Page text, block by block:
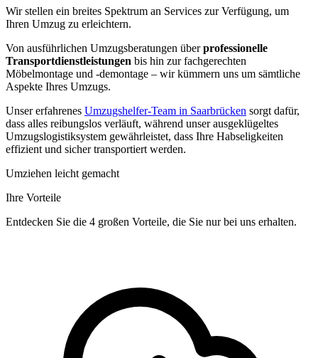
Wir stellen ein breites Spektrum an Services zur Verfügung, um
Ihren Umzug zu erleichtern.
Von ausführlichen Umzugsberatungen überprofessionelle
Transportdienstleistungen bis hin zur fachgerechten
Möbelmontage und -demontage – wir kümmern uns um sämtliche
Aspekte Ihres Umzugs.
Unser erfahrenes Umzugshelfer-Team in Saarbrücken sorgt dafür,
dass alles reibungslos verläuft, während unser ausgeklügeltes
Umzugslogistiksystem gewährleistet, dass Ihre Habseligkeiten
effizient und sicher transportiert werden.
Umziehen leicht gemacht
Ihre Vorteile
Entdecken Sie die 4 großen Vorteile, die Sie nur bei uns erhalten.